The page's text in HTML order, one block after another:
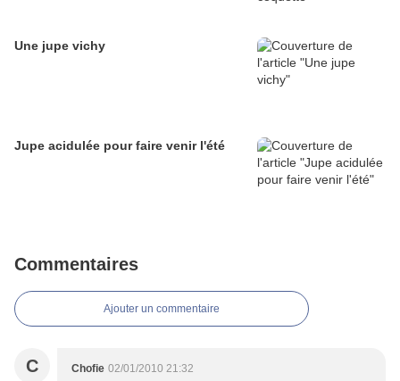
Une jupe vichy
Jupe acidulée pour faire venir l'été
Commentaires
Ajouter un commentaire
C Chofie 02/01/2010 21:32